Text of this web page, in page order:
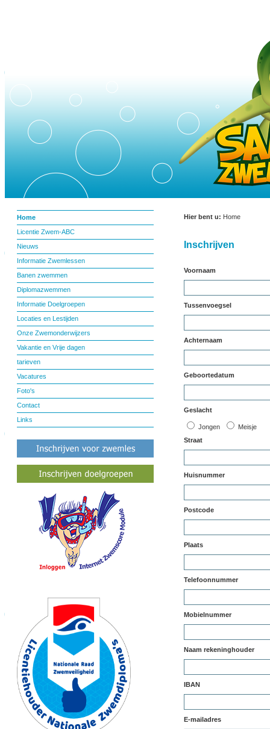
Home
Licentie Zwem-ABC
Nieuws
Informatie Zwemlessen
Banen zwemmen
Diplomazwemmen
Informatie Doelgroepen
Locaties en Lestijden
Onze Zwemonderwijzers
Vakantie en Vrije dagen
tarieven
Vacatures
Foto's
Contact
Links
Hier bent u: Home
Inschrijven
Voornaam
Tussenvoegsel
Achternaam
Geboortedatum
Geslacht
Jongen
Meisje
Straat
Huisnummer
Postcode
Plaats
Telefoonnummer
Mobielnummer
Naam rekeninghouder
IBAN
E-mailadres